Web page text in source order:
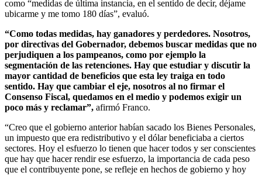
como “medidas de última instancia, en el sentido de decir, déjame
ubicarme y me tomo 180 días”, evaluó.
“Como todas medidas, hay ganadores y perdedores. Nosotros,
por directivas del Gobernador, debemos buscar medidas que no
perjudiquen a los pampeanos, como por ejemplo la
segmentación de las retenciones. Hay que estudiar y discutir la
mayor cantidad de beneficios que esta ley traiga en todo
sentido. Hay que cambiar el eje, nosotros al no firmar el
Consenso Fiscal, quedamos en el medio y podemos exigir un
poco más y reclamar”, afirmó Franco.
“Creo que el gobierno anterior habían sacado los Bienes Personales,
un impuesto que era redistributivo y el dólar beneficiaba a ciertos
sectores. Hoy el esfuerzo lo tienen que hacer todos y ser conscientes
que hay que hacer rendir ese esfuerzo, la importancia de cada peso
que el contribuyente pone, se refleje en hechos de gobierno y hoy